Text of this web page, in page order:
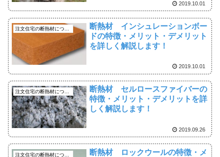
2019.10.01
断熱材 インシュレーションボー
ドの特徴・メリット・デメリット
を詳しく解説します！
2019.10.01
注文住宅の断熱材について
断熱材 セルロースファイバーの
特徴・メリット・デメリットを詳
しく解説します！
2019.09.26
断熱材 ロックウールの特徴・メ